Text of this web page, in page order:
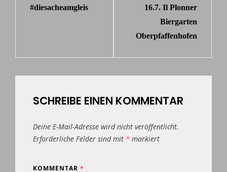
Post
#diesacheamgleis
Post16.7. Il Plonner
Biergarten
Oberpfaffenhofen
SCHREIBE EINEN KOMMENTAR
Deine E-Mail-Adresse wird nicht veröffentlicht.
Erforderliche Felder sind mit * markiert
KOMMENTAR *